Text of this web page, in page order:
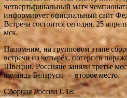
четвертьфинальный матч
информирует официальный сайт
Встреча состоится сегодня, 25
мск.
Напомним, на групповом этапе
встречи из четырёх, потерпев
Швеции. Россияне заняли третье
команда Беларуси — второе место.
Сборная России U18: